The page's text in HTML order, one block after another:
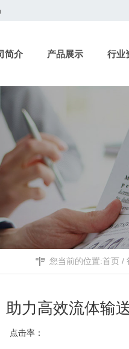
简介 产品展示 行业
您当前的位置:首页 /
力高效流体输
点击率：